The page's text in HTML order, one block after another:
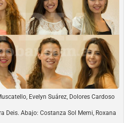
Evelyn Suárez, Dolores Cardoso
Deis. Abajo: Costanza Sol Memi, Roxana